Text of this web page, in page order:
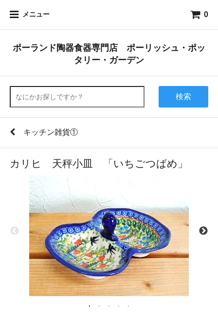
メニュー 0
ポーランド陶器食器専門店 ポーリッシュ・ポッ
タリー・ガーデン
検索
キッチン雑貨①
カリヒ 天秤小皿 「いちごつばめ」